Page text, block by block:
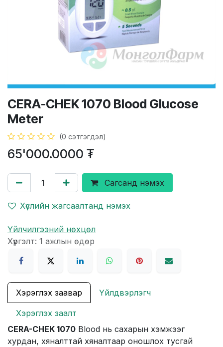
CERA-CHEK 1070 Blood Glucose
Meter
(0 сэтгэгдэл)
65'000.0000 ₮
Сагсанд нэмэх
Хүслийн жагсаалтанд нэмэх
Үйлчилгээний нөхцөл
Хүргэлт: 1 ажлын өдөр
Хэрэглэх заавар Үйлдвэрлэгч
Хэрэглэх заалт
CERA-CHEK 1070 Blood нь сахарын хэмжээг
хурдан, хяналттай хяналтаар оношлох тусгай